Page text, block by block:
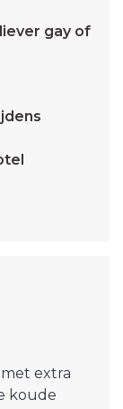
gay of
extra
koude